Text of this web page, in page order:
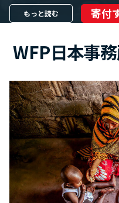
もっと読む 寄付
WFP日本事